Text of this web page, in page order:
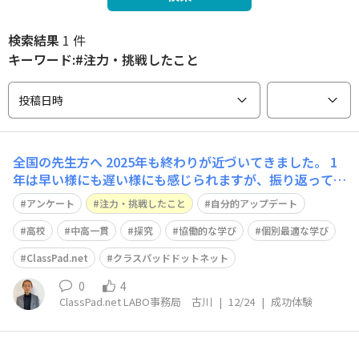
検索結果 1 件
キーワード:#注力・挑戦したこと
投稿日時
全国の先生方へ 2025年も終わりが近づいてきました。 1
年は早い様にも遅い様にも感じられますが、振り返ってみ
ると沢山の事があるものですよね。 そこで、2025年の授
業で「注力・挑戦したこと」や「自分的アップデート」を
教えて下さい！ 先生方からご投稿頂いた内容は、サービ
ス開発・改善やセミナー・
アンケート 注力・挑戦したこと
自分的アップデート
高校
中高一貫 探究 協働的な学び
個別最適な学び
ClassPad.net
クラスパッドドットネット
0 4
ClassPad.net LABO事務局 古川 | 12/24 | 成功体験